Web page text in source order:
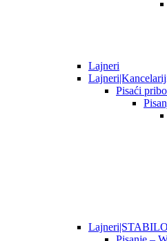
Lajneri
Pisaći
Lajneri|STABILO